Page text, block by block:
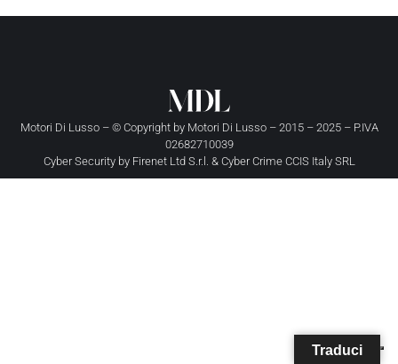
Motori Di Lusso – © Copyright by Motori Di Lusso– 2015 – 2025 – P.IVA
02682710039
Cyber Security by Firenet Ltd S.r.l. & Cyber Crime CCIS Italy SRL
Traduci